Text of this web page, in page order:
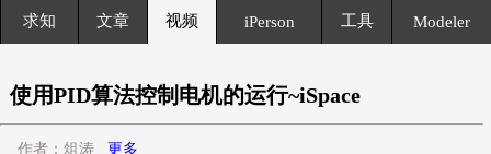
求知 文章 视频 iPerson 工具 Modeler
使用PID算法控制电机的运行~iSpace
作者：俎涛 更多